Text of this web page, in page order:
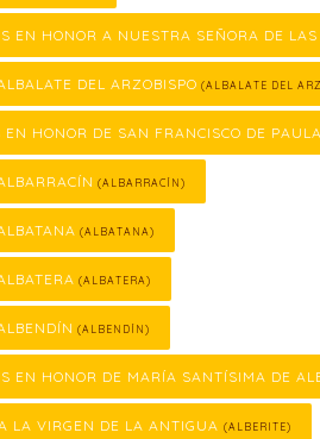
EN HONOR A NUESTRA SEÑORA DE
DEL ARZOBISPO (ALBALATE DEL
EN HONOR DE SAN FRANCISCO DE
(ALBARRACÍN)
(ALBATANA)
(ALBATERA)
(ALBENDÍN)
EN HONOR DE MARÍA SANTÍSIMA DE
LA VIRGEN DE LA ANTIGUA (ALBERITE)